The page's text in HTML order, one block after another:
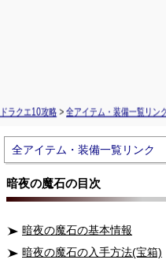
ドラクエ10攻略 > 全アイテム・装備一覧リン
全アイテム・装備一覧リンク
暗夜の魔石の目次
暗夜の魔石の基本情報
暗夜の魔石の入手方法(宝箱)